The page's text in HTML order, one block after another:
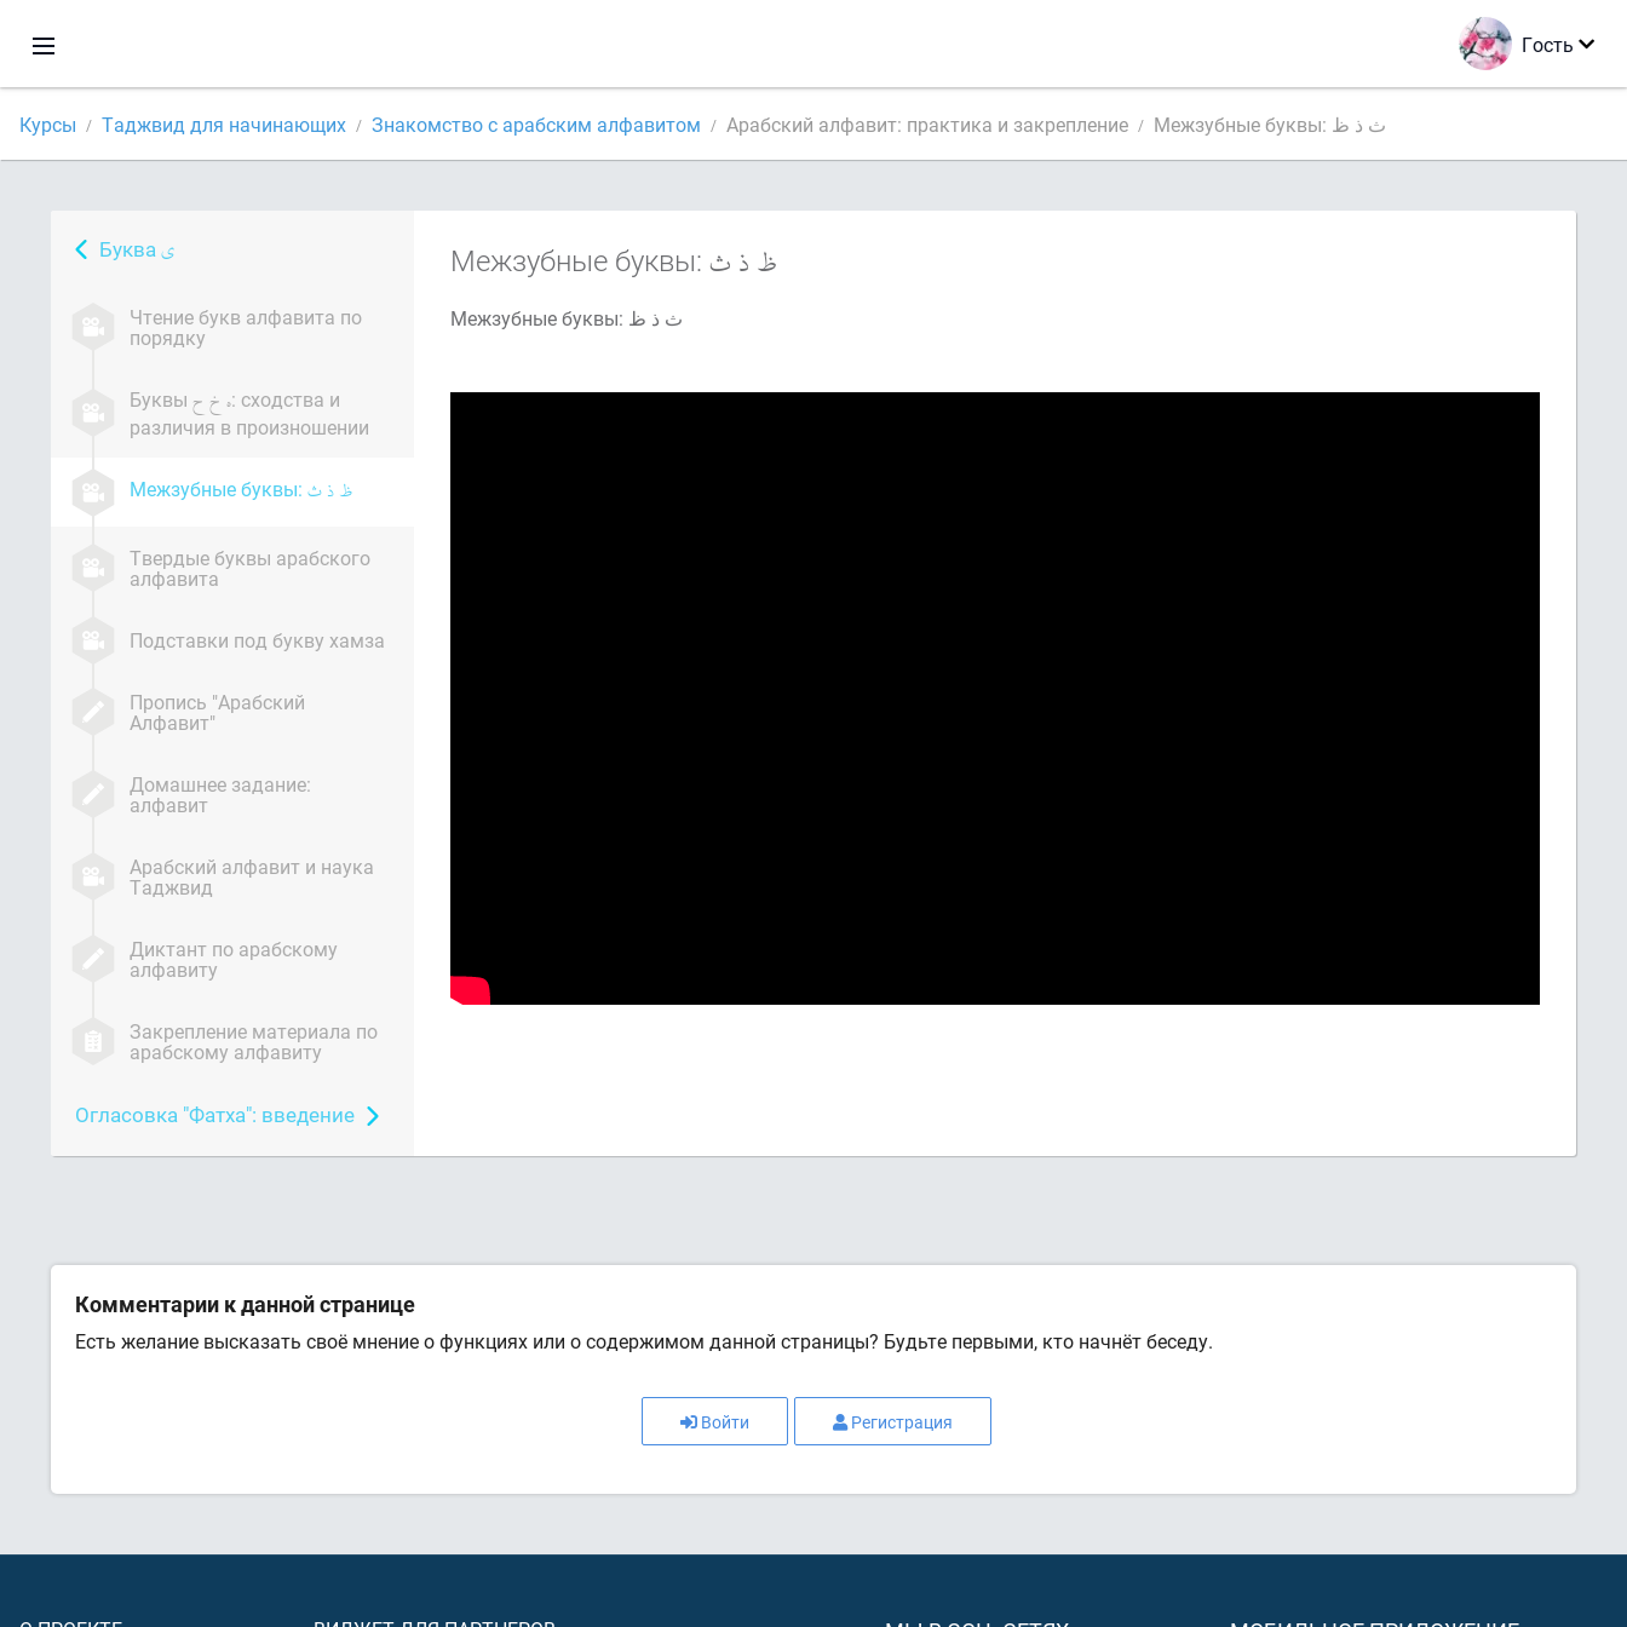
Гость
Курсы Таджвид для начинающих Знакомство с арабским алфавитом Арабский алфавит: практика и закрепление Межзубные буквы: ث ذ ظ
Буква
Чтение букв алфавита по
порядку
Буквы
: сходства и
различия в произношении
Межзубные буквы:
Твердые буквы арабского
алфавита
Подставки под букву хамза
Пропись "Арабский
Алфавит"
Домашнее задание:
алфавит
Арабский алфавит и наука
Таджвид
Диктант по арабскому
алфавиту
Закрепление материала по
арабскому алфавиту
Огласовка "Фатха": введение
Межзубные буквы:
Межзубные буквы: ث ذ ظ
Комментарии к данной странице
Есть желание высказать своё мнение о функциях или о содержимом данной страницы? Будьте первыми, кто начнёт беседу.
Войти Регистрация